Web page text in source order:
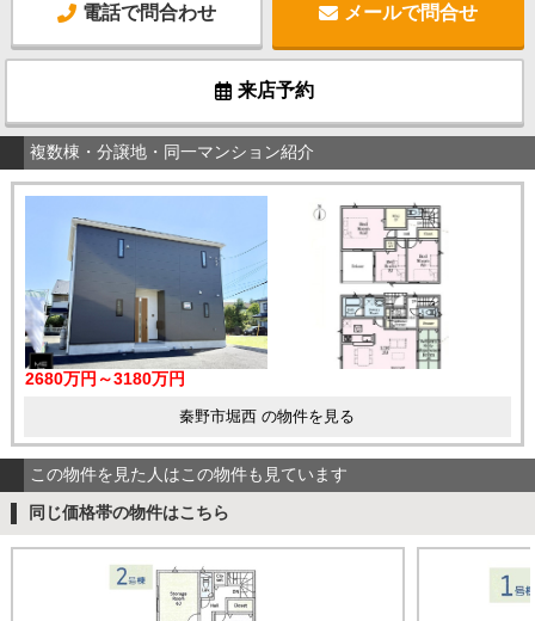
電話で問合わせ メールで問合せ
来店予約
複数棟・分譲地・同一マンション紹介
2680万円～3180万円
秦野市堀西 の物件を見る
この物件を見た人はこの物件も見ています
同じ価格帯の物件はこちら